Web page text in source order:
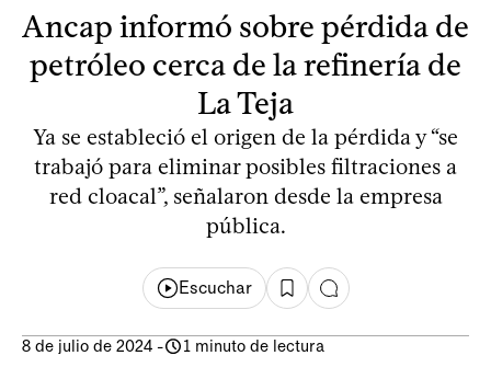
Ancap informó sobre pérdida de
petróleo cerca de la refinería de
La Teja
Ya se estableció el origen de la pérdida y “se
trabajó para eliminar posibles filtraciones a
red cloacal”, señalaron desde la empresa
pública.
Escuchar
8 de julio de 2024 - 1 minuto de lectura